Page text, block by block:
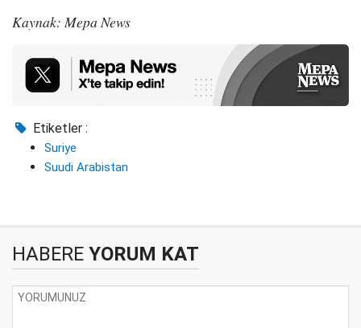
Kaynak: Mepa News
Etiketler :
Suriye
Suudi Arabistan
HABERE YORUM KAT